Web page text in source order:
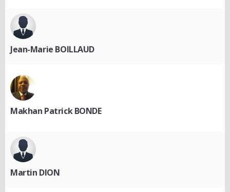
Jean-Marie BOILLAUD
Makhan Patrick BONDE
Martin DION